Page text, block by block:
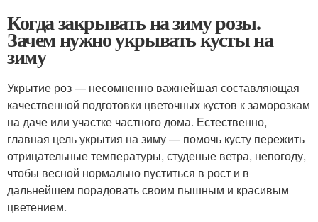
Когда закрывать на зиму розы.
Зачем нужно укрывать кусты на
зиму
Укрытие роз — несомненно важнейшая составляющая
качественной подготовки цветочных кустов к заморозкам
на даче или участке частного дома. Естественно,
главная цель укрытия на зиму — помочь кусту пережить
отрицательные температуры, студеные ветра, непогоду,
чтобы весной нормально пуститься в рост и в
дальнейшем порадовать своим пышным и красивым
цветением.